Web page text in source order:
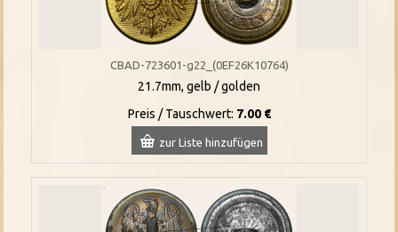
CBAD-723601-g22_(0EF26K10764)
21.7mm, gelb / golden
Preis / Tauschwert: 7.00 €
zur Liste hinzufügen